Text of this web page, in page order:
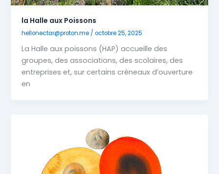
la Halle aux Poissons
hellonectar@proton.me /octobre 25, 2025
La Halle aux poissons (HAP) accueille des
groupes, des associations, des scolaires, des
entreprises et, sur certains créneaux d’ouverture
en